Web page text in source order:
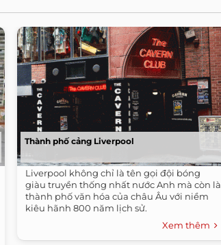
Thành phố cảng Liverpool
Liverpool không chỉ là tên gọi đội bóng
giàu truyền thống nhất nước Anh mà còn là
thành phố văn hóa của châu Âu với niềm
kiêu hãnh 800 năm lịch sử.
Xem thêm